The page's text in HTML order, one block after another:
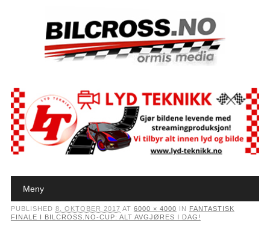
Main menu
Meny
PUBLISHED 8. OKTOBER 2017 AT 6000 × 4000 IN
FANTASTISK
FINALE I BILCROSS.NO-CUP: ALT AVGJØRES I DAG!